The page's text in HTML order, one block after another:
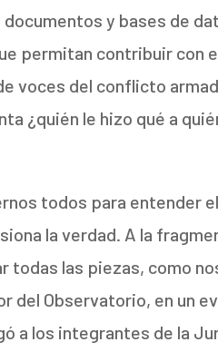
y bases de
permitan contribuir con
voces del conflicto
¿quién le hizo qué a
todos para entender
la verdad. A la
todas las piezas, como
del Observatorio, en un
a los integrantes de la